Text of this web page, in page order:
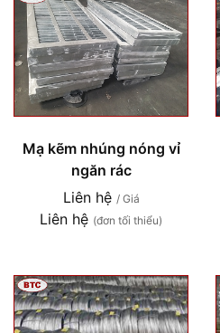
Mạ kẽm nhúng nóng vỉ
ngăn rác
Liên hệ / Giá
Liên hệ (đơn tối thiểu)